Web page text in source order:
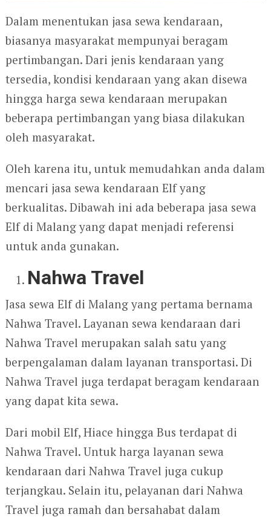
Dalam menentukan jasa sewa kendaraan,
biasanya masyarakat mempunyai beragam
pertimbangan. Dari jenis kendaraan yang
tersedia, kondisi kendaraan yang akan disewa
hingga harga sewa kendaraan merupakan
beberapa pertimbangan yang biasa dilakukan
oleh masyarakat.
Oleh karena itu, untuk memudahkan anda dalam
mencari jasa sewa kendaraan Elf yang
berkualitas. Dibawah ini ada beberapa jasa sewa
Elf di Malang yang dapat menjadi referensi
untuk anda gunakan.
Nahwa Travel
Jasa sewa Elf di Malang yang pertama bernama
Nahwa Travel. Layanan sewa kendaraan dari
Nahwa Travel merupakan salah satu yang
berpengalaman dalam layanan transportasi. Di
Nahwa Travel juga terdapat beragam kendaraan
yang dapat kita sewa.
Dari mobil Elf, Hiace hingga Bus terdapat di
Nahwa Travel. Untuk harga layanan sewa
kendaraan dari Nahwa Travel juga cukup
terjangkau. Selain itu, pelayanan dari Nahwa
Travel juga ramah dan bersahabat dalam